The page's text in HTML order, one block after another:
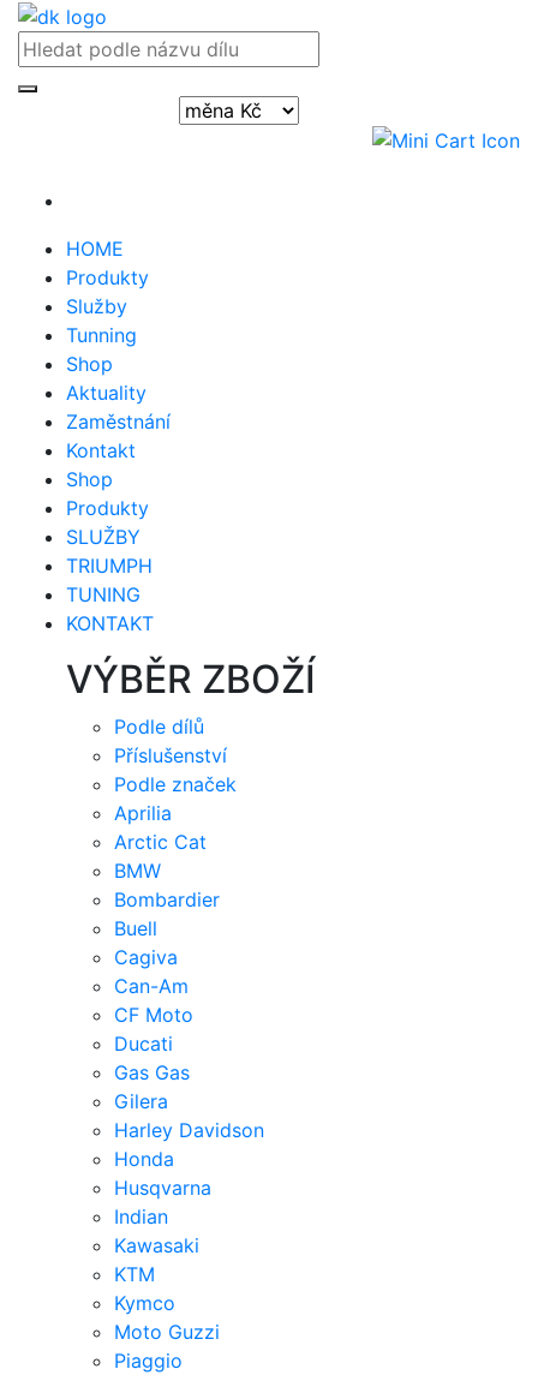
HOME
Produkty
Služby
Tunning
Shop
Aktuality
Zaměstnání
Kontakt
Shop
Produkty
SLUŽBY
TRIUMPH
TUNING
KONTAKT
VÝBĚR ZBOŽÍ
Podle dílů
Příslušenství
Podle značek
Aprilia
Arctic Cat
BMW
Bombardier
Buell
Cagiva
Can-Am
CF Moto
Ducati
Gas Gas
Gilera
Harley Davidson
Honda
Husqvarna
Indian
Kawasaki
KTM
Kymco
Moto Guzzi
Piaggio